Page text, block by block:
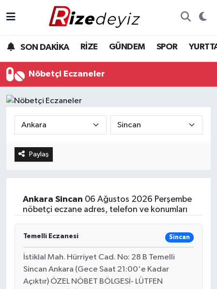
SON DAKİKA RİZE GÜNDEM SPOR
Nöbetçi Eczaneler
Paylaş
Ankara Sincan 06 Ağustos 2026 Perşembe
nöbetçi eczane adres, telefon ve konumları
Temelli Eczanesi Sincan
İstiklal Mah. Hürriyet Cad. No: 28 B Temelli
Sincan Ankara (Gece Saat 21:00'e Kadar
Açıktır) ÖZEL NÖBET BÖLGESİ- LÜTFEN
Gündem
Yurttan Haberler
Teknoloji
Sağlık
Rize Hava Durumu
Rize Trafik Yoğunluk Haritası
Tüm Manşetler
Son Dakika Haberleri